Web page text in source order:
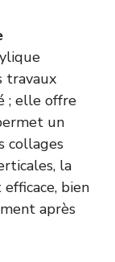
travaux
; elle offre
un
collages
la
bien
après